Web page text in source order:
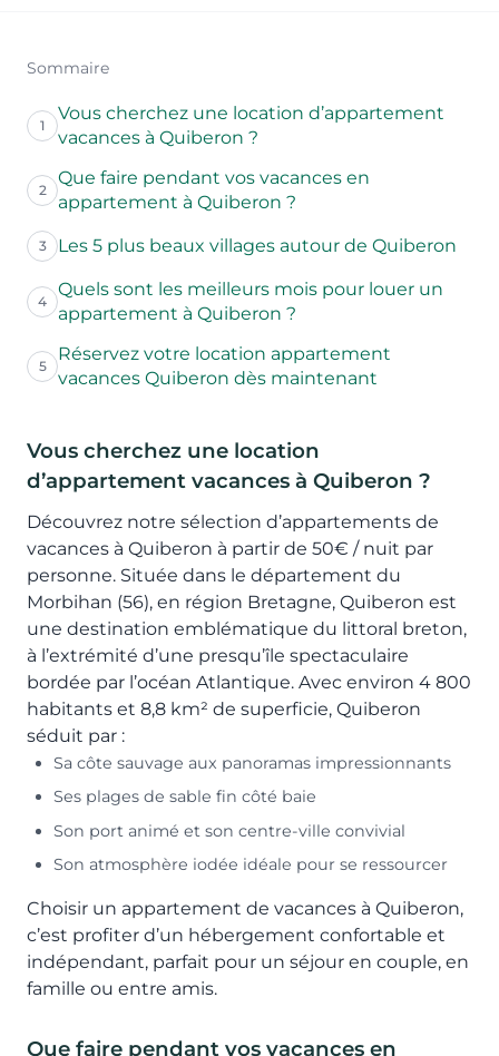
Sommaire
1
Vous cherchez une location d’appartement
vacances à Quiberon ?
2
Que faire pendant vos vacances en
appartement à Quiberon ?
3 Les 5 plus beaux villages autour de Quiberon
4
Quels sont les meilleurs mois pour louer un
appartement à Quiberon ?
5
Réservez votre location appartement
vacances Quiberon dès maintenant
Vous cherchez une location
d’appartement vacances à Quiberon ?
Découvrez notre sélection d’appartements de
vacances à Quiberon à partir de 50€ / nuit par
personne. Située dans le département du
Morbihan (56), en région Bretagne, Quiberon est
une destination emblématique du littoral breton,
à l’extrémité d’une presqu’île spectaculaire
bordée par l’océan Atlantique. Avec environ 4 800
habitants et 8,8 km² de superficie, Quiberon
séduit par :
Sa côte sauvage aux panoramas impressionnants
Ses plages de sable fin côté baie
Son port animé et son centre-ville convivial
Son atmosphère iodée idéale pour se ressourcer
Choisir un appartement de vacances à Quiberon,
c’est profiter d’un hébergement confortable et
indépendant, parfait pour un séjour en couple, en
famille ou entre amis.
Que faire pendant vos vacances en